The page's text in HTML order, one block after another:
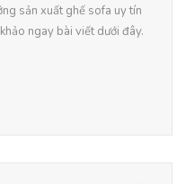
sản xuất ghế sofa uy tín
ngay bài viết dưới đây.